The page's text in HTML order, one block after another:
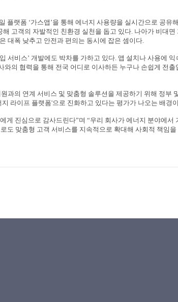
플랫폼 ‘가스앱 ’을 통해 에너지 사용량을 실시간으로 공유
해 고객의 자발적인 친환경 실천을 돕고 있다. 나아가 비대면
대폭 낮추고 안전과 편의는 동시에 잡은 셈이다.
서비스’ 개발에도 박차를 가하고 있다. 앱 설치나 사용에 익
와의 협력을 통해 전국 어디로 이사하든 누구나 손쉽게 전출
과의 연계 서비스 및 맞춤형 솔루션을 제공하기 위해 정부
지 라이프 플랫폼'으로 진화하고 있다는 평가가 나오는 배경
게 진심으로 감사드린다”며 “우리 회사가 에너지 분야에서
도 맞춤형 고객 서비스를 지속적으로 확대해 사회적 책임을